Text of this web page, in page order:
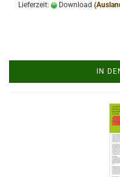
Lieferzeit: Download
IN